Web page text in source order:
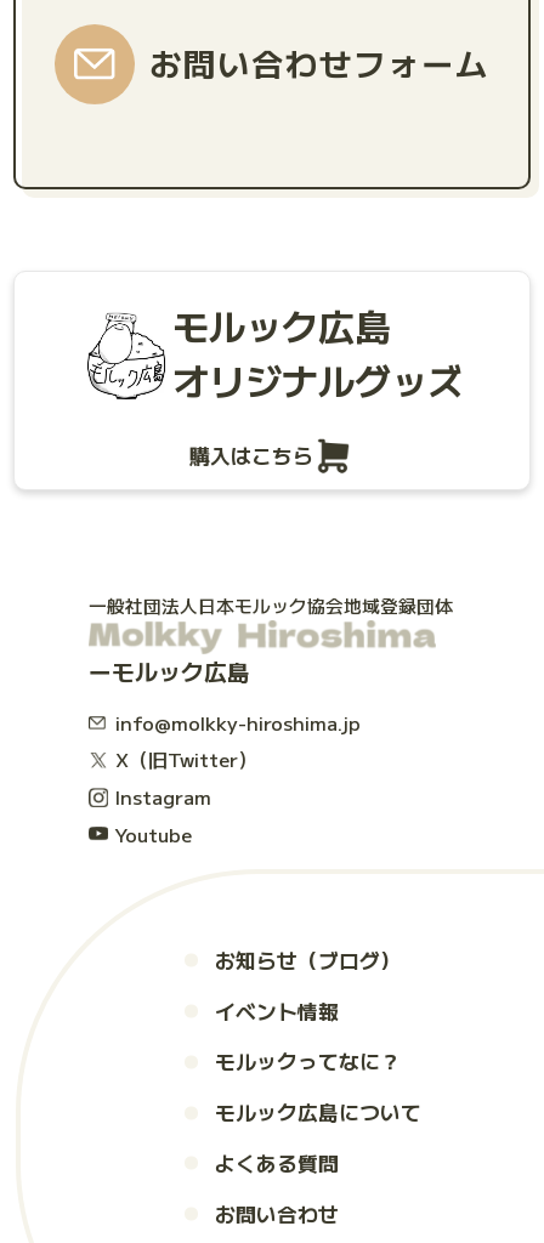
お問い合わせフォーム
モルック広島
オリジナルグッズ
購入はこちら
一般社団法人日本モルック協会地域登録団体
モルック広島
info@molkky-hiroshima.jp
X（旧Twitter）
Instagram
Youtube
お知らせ（ブログ）
イベント情報
モルックってなに？
モルック広島について
よくある質問
お問い合わせ